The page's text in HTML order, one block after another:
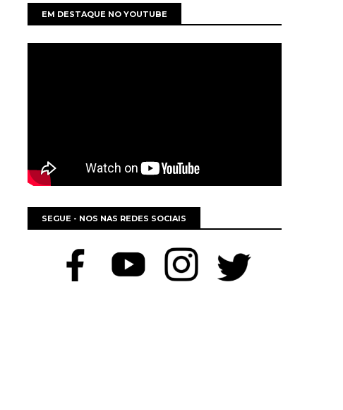
EM DESTAQUE NO YOUTUBE
SEGUE - NOS NAS REDES SOCIAIS